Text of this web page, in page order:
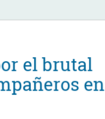
el brutal
en